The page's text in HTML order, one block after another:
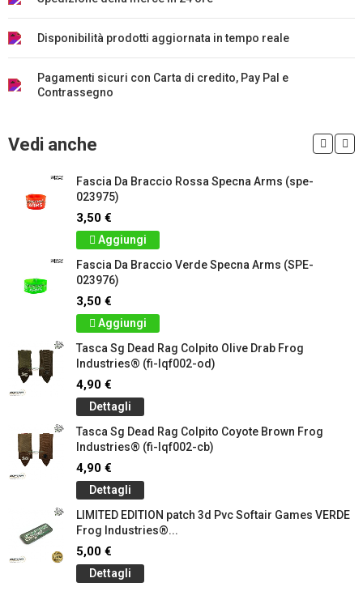
Disponibilità prodotti aggiornata in tempo reale
Pagamenti sicuri con Carta di credito, Pay Pal e
Contrassegno
Vedi anche
Fascia Da Braccio Rossa Specna Arms (spe-
023975)
3,50 €
Aggiungi
Fascia Da Braccio Verde Specna Arms (SPE-
023976)
3,50 €
Aggiungi
Tasca Sg Dead Rag Colpito Olive Drab Frog
Industries® (fi-lqf002-od)
4,90 €
Dettagli
Tasca Sg Dead Rag Colpito Coyote Brown Frog
Industries® (fi-lqf002-cb)
4,90 €
Dettagli
LIMITED EDITION patch 3d Pvc Softair Games VERDE
Frog Industries®...
5,00 €
Dettagli